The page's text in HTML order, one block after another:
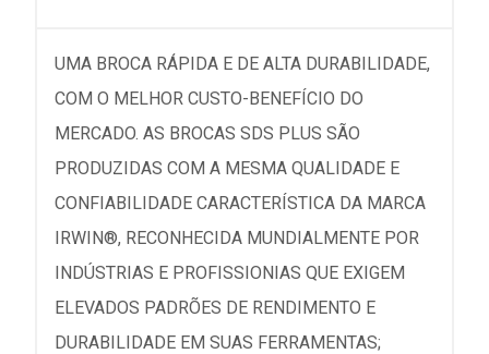
UMA BROCA RÁPIDA E DE ALTA DURABILIDADE,
COM O MELHOR CUSTO-BENEFÍCIO DO
MERCADO. AS BROCAS SDS PLUS SÃO
PRODUZIDAS COM A MESMA QUALIDADE E
CONFIABILIDADE CARACTERÍSTICA DA MARCA
IRWIN®, RECONHECIDA MUNDIALMENTE POR
INDÚSTRIAS E PROFISSIONIAS QUE EXIGEM
ELEVADOS PADRÕES DE RENDIMENTO E
DURABILIDADE EM SUAS FERRAMENTAS;